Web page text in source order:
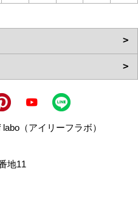
（アイリーフラボ）
地11